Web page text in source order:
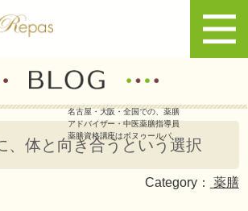
名古屋・大阪・全国での、薬膳
アドバイザー・中医薬膳指導員
薬膳資格講座はボヌゥールパ
、体と向き合うという選択
Category： 薬膳